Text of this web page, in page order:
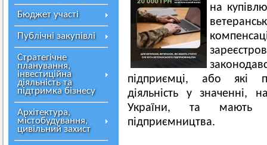
Бюджет участі
Публічні закупівлі
Стратегічне
планування,
інвестиційна
діяльність та
підтримка бізнесу
Архітектура,
містобудування,
цивільний захист
на
підприємці, або які
діяльність у значенні,
України, та мають
підприємництва.